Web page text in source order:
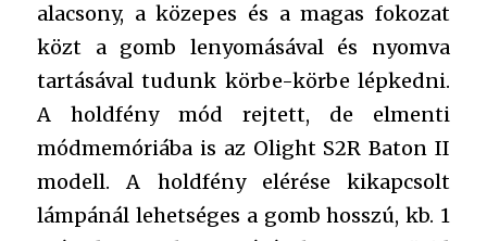
alacsony, a közepes és a magas fokozat
közt a gomb lenyomásával és nyomva
tartásával tudunk körbe-körbe lépkedni.
A holdfény mód rejtett, de elmenti
módmemóriába is az Olight S2R Baton II
modell. A holdfény elérése kikapcsolt
lámpánál lehetséges a gomb hosszú, kb. 1